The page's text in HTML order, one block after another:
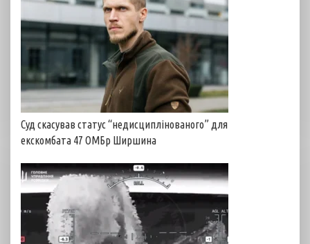
Суд скасував статус “недисциплінованого” для
екскомбата 47 ОМБр Ширшина